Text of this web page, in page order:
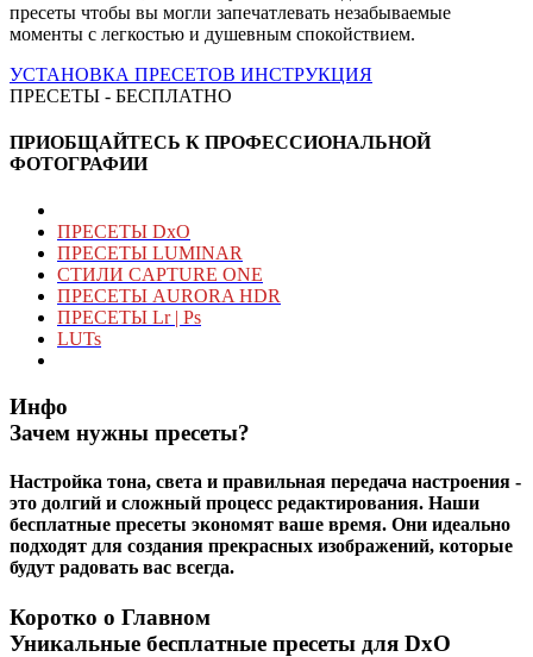
пресеты чтобы вы могли запечатлевать незабываемые
моменты с легкостью и душевным спокойствием.
УСТАНОВКА ПРЕСЕТОВ ИНСТРУКЦИЯ
ПРЕСЕТЫ - БЕСПЛАТНО
ПРИОБЩАЙТЕСЬ К ПРОФЕССИОНАЛЬНОЙ
ФОТОГРАФИИ
ПРЕСЕТЫ DxO
ПРЕСЕТЫ LUMINAR
СТИЛИ CAPTURE ONE
ПРЕСЕТЫ AURORA HDR
ПРЕСЕТЫ Lr | Ps
LUTs
Инфо
Зачем нужны пресеты?
Настройка тона, света и правильная передача настроения -
это долгий и сложный процесс редактирования. Наши
бесплатные пресеты экономят ваше время. Они идеально
подходят для создания прекрасных изображений, которые
будут радовать вас всегда.
Коротко о Главном
Уникальные бесплатные пресеты для DxO